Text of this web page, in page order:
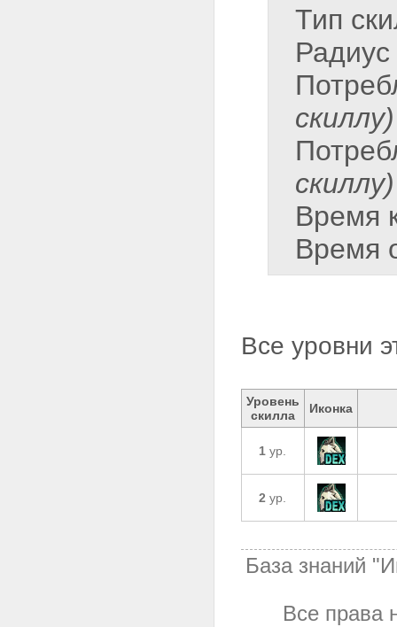
Тип
скиллу)
скиллу)
Время
Время
Все уровни
Уровень
скилла
Иконка
1 ур.
2 ур.
База знаний
Все права